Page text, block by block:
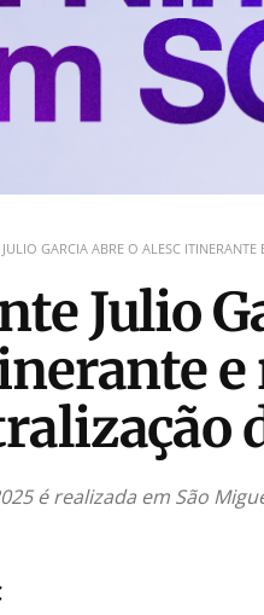
JULIO GARCIA ABRE O ALESC
Julio
e
é realizada em São